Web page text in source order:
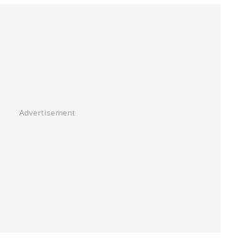
Advertisement